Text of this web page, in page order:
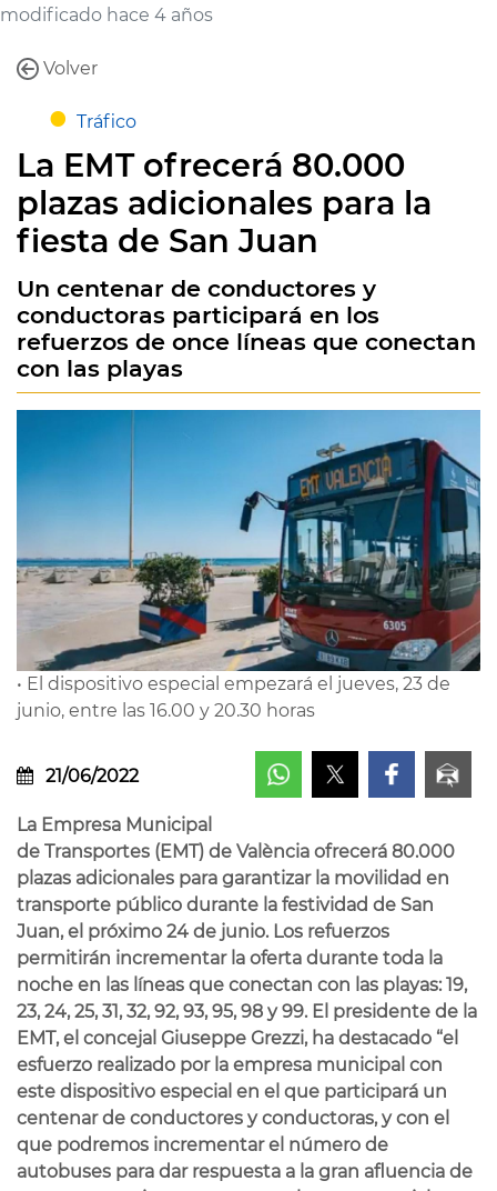
modificado hace 4 años
Volver
Tráfico
La EMT ofrecerá 80.000
plazas adicionales para la
fiesta de San Juan
Un centenar de conductores y
conductoras participará en los
refuerzos de once líneas que conectan
con las playas
• El dispositivo especial empezará el jueves, 23 de
junio, entre las 16.00 y 20.30 horas
21/06/2022
La Empresa Municipal
de Transportes (EMT) de València ofrecerá 80.000
plazas adicionales para garantizar la movilidad en
transporte público durante la festividad de San
Juan, el próximo 24 de junio. Los refuerzos
permitirán incrementar la oferta durante toda la
noche en las líneas que conectan con las playas: 19,
23, 24, 25, 31, 32, 92, 93, 95, 98 y 99. El presidente de la
EMT, el concejal Giuseppe Grezzi, ha destacado “el
esfuerzo realizado por la empresa municipal con
este dispositivo especial en el que participará un
centenar de conductores y conductoras, y con el
que podremos incrementar el número de
autobuses para dar respuesta a la gran afluencia de